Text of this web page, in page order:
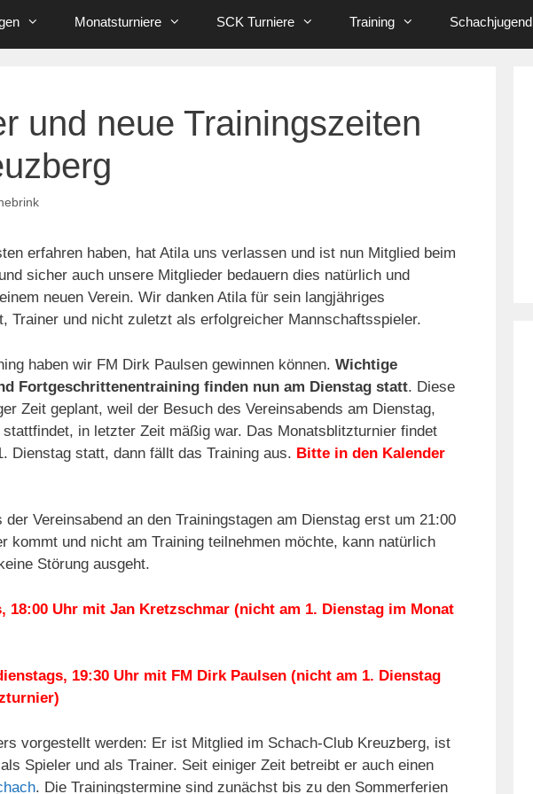
Monatsturniere SCK Turniere Training Schachjugend
und neue Trainingszeiten
erfahren haben, hat Atila uns verlassen und ist nun Mitglied beim
sicher auch unsere Mitglieder bedauern dies natürlich und
neuen Verein. Wir danken Atila für sein langjähriges
Trainer und nicht zuletzt als erfolgreicher Mannschaftsspieler.
haben wir FM Dirk Paulsen gewinnen können. Wichtige
Fortgeschrittenentraining finden nun am Dienstag statt. Diese
Zeit geplant, weil der Besuch des Vereinsabends am Dienstag,
in letzter Zeit mäßig war. Das Monatsblitzturnier findet
Dienstag statt, dann fällt das Training aus. Bitte in den Kalender
Vereinsabend an den Trainingstagen am Dienstag erst um 21:00
kommt und nicht am Training teilnehmen möchte, kann natürlich
Störung ausgeht.
18:00 Uhr mit Jan Kretzschmar (nicht am 1. Dienstag im Monat
19:30 Uhr mit FM Dirk Paulsen (nicht am 1. Dienstag
vorgestellt werden: Er ist Mitglied im Schach-Club Kreuzberg, ist
Spieler und als Trainer. Seit einiger Zeit betreibt er auch einen
. Die Trainingstermine sind zunächst bis zu den Sommerferien